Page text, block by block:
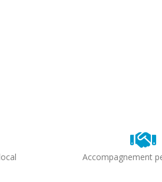
Accompagnement